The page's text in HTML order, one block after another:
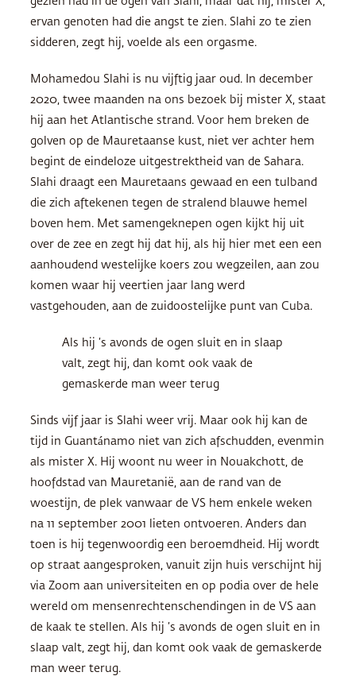
ervan genoten had die angst te zien. Slahi zo te zien
sidderen, zegt hij, voelde als een orgasme.
Mohamedou Slahi is nu vijftig jaar oud. In december
2020, twee maanden na ons bezoek bij mister X, staat
hij aan het Atlantische strand. Voor hem breken de
golven op de Mauretaanse kust, niet ver achter hem
begint de eindeloze uitgestrektheid van de Sahara.
Slahi draagt een Mauretaans gewaad en een tulband
die zich aftekenen tegen de stralend blauwe hemel
boven hem. Met samengeknepen ogen kijkt hij uit
over de zee en zegt hij dat hij, als hij hier met een een
aanhoudend westelijke koers zou wegzeilen, aan zou
komen waar hij veertien jaar lang werd
vastgehouden, aan de zuidoostelijke punt van Cuba.
Als hij ’s avonds de ogen sluit en in slaap
valt, zegt hij, dan komt ook vaak de
gemaskerde man weer terug
Sinds vijf jaar is Slahi weer vrij. Maar ook hij kan de
tijd in Guantánamo niet van zich afschudden, evenmin
als mister X. Hij woont nu weer in Nouakchott, de
hoofdstad van Mauretanië, aan de rand van de
woestijn, de plek vanwaar de VS hem enkele weken
na 11 september 2001 lieten ontvoeren. Anders dan
toen is hij tegenwoordig een beroemdheid. Hij wordt
op straat aangesproken, vanuit zijn huis verschijnt hij
via Zoom aan universiteiten en op podia over de hele
wereld om mensenrechtenschendingen in de VS aan
de kaak te stellen. Als hij ’s avonds de ogen sluit en in
slaap valt, zegt hij, dan komt ook vaak de gemaskerde
man weer terug.